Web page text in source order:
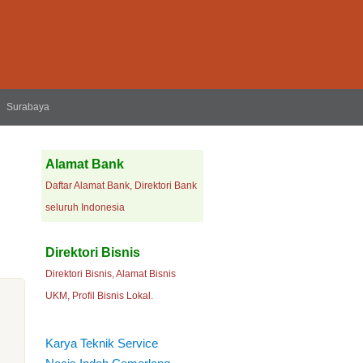
Surabaya
Alamat Bank
Daftar Alamat Bank, Direktori Bank
seluruh Indonesia
Direktori Bisnis
Direktori Bisnis, Alamat Bisnis
UKM, Profil Bisnis Lokal.
Karya Teknik Service